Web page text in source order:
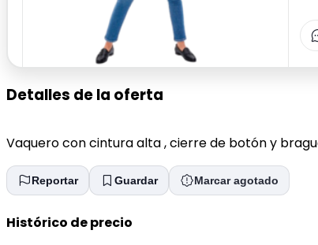
Detalles de la oferta
Vaquero con cintura alta , cierre de botón y
Reportar Guardar Marcar agotado
Histórico de precio